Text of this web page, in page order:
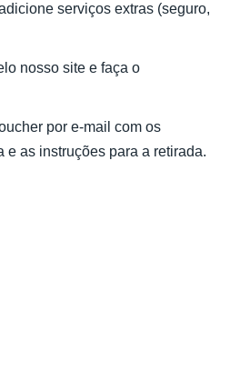
serviços extras (seguro,
nosso site e faça o
por e-mail com os
e as instruções para a retirada.